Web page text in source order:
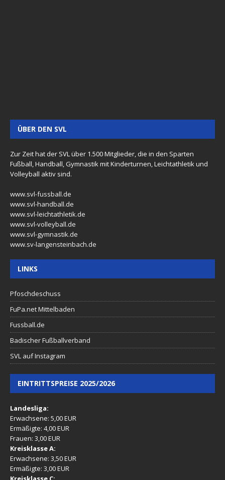
ÜBER DEN SVL
Zur Zeit hat der SVL über 1.500 Mitglieder, die in den Sparten
Fußball, Handball, Gymnastik mit Kinderturnen, Leichtathletik und
Volleyball aktiv sind.
www.svl-fussball.de
www.svl-handball.de
www.svl-leichtathletik.de
www.svl-volleyball.de
www.svl-gymnastik.de
www.sv-langensteinbach.de
LINKS
Pfoschdeschuss
FuPa.net Mittelbaden
Fussball.de
Badischer Fußballverband
SVL auf Instagram
EINTRITTSPREISE 2025/2026
Landesliga:
Erwachsene: 5,00 EUR
Ermäßigte: 4,00 EUR
Frauen: 3,00 EUR
Kreisklasse A:
Erwachsene: 3,50 EUR
Ermäßigte: 3,00 EUR